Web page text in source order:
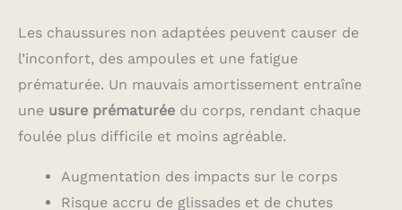
Les chaussures non adaptées peuvent causer de
l’inconfort, des ampoules et une fatigue
prématurée. Un mauvais amortissement entraîne
une usure prématurée du corps, rendant chaque
foulée plus difficile et moins agréable.
Augmentation des impacts sur le corps
Risque accru de glissades et de chutes